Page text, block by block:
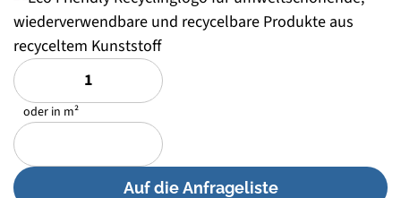
oder in m²
Auf die Anfrageliste